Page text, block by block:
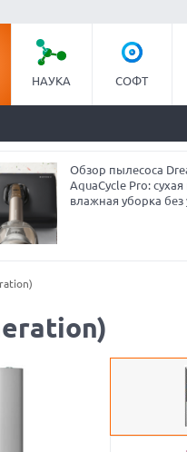
НАУКА СОФТ
Обзор пылесоса
AquaCycle Pro: сухая
влажная уборка без